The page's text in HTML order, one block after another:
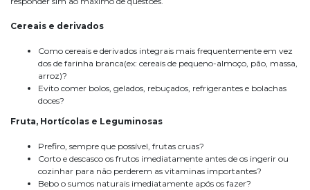
Cereais e derivados
Como cereais e derivados integrais mais frequentemente em vez
dos de farinha branca(ex: cereais de pequeno-almoço, pão, massa,
arroz)?
Evito comer bolos, gelados, rebuçados, refrigerantes e bolachas
doces?
Fruta, Hortícolas e Leguminosas
Prefiro, sempre que possível, frutas cruas?
Corto e descasco os frutos imediatamente antes de os ingerir ou
cozinhar para não perderem as vitaminas importantes?
Bebo o sumos naturais imediatamente após os fazer?